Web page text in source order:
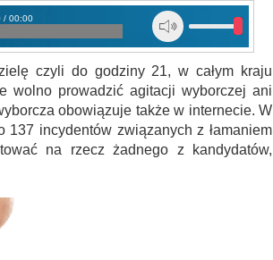
/ 00:00
czyli do godziny 21, w całym kraju
wolno prowadzić agitacji wyborczej ani
obowiązuje także w internecie. W
incydentów związanych z łamaniem
na rzecz żadnego z kandydatów,